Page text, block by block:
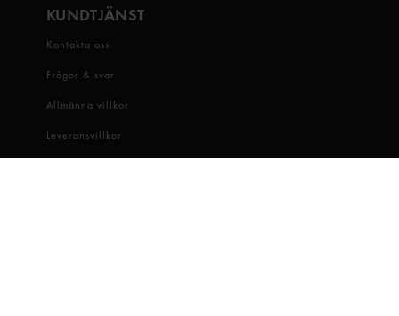
KUNDTJÄNST
Kontakta oss
Frågor & svar
Allmänna villkor
Leveransvillkor